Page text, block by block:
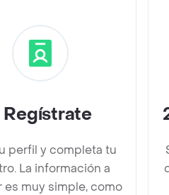
Regístrate
perfil y completa tu
La información a
es muy simple, como